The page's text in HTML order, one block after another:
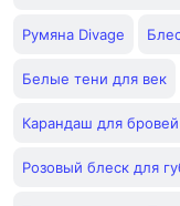
Румяна Divage
Белые тени для век
Карандаш для
Розовый блеск для